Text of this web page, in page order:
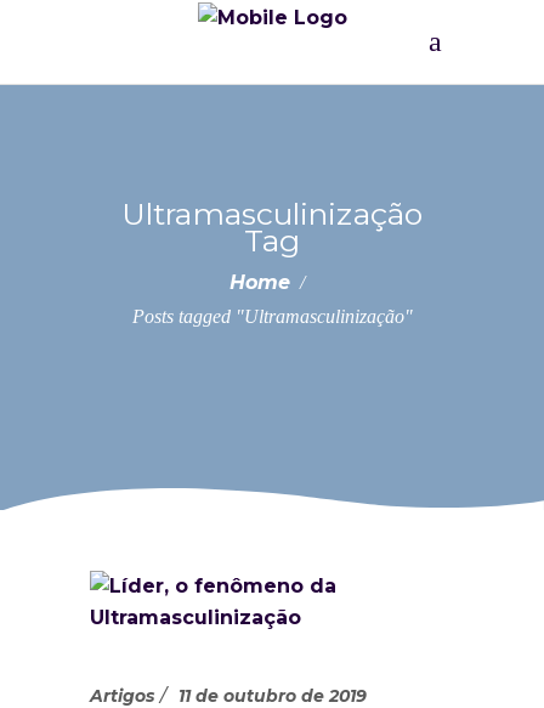
Ultramasculinização
Tag
Home /
Posts tagged "Ultramasculinização"
Artigos 11 de outubro de 2019